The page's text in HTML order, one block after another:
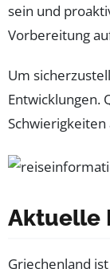
sein und
Vorbereitung
Um
Entwicklungen.
Aktuelle
Griechenland